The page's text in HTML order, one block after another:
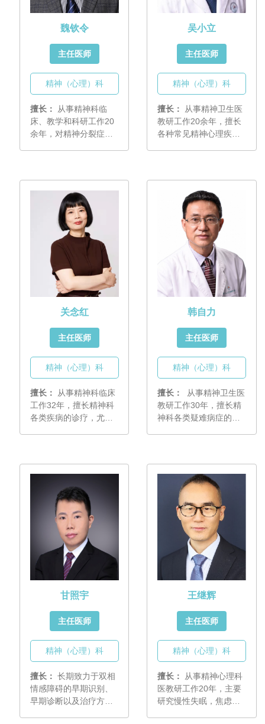
魏钦令
主任医师
精神（心理）科
擅长：
从事精神科临
床、教学和科研工作20
余年，对精神分裂症、
富的诊断和治疗经验，
尤其擅长精神分裂症的
早期干预和整合治疗。
吴小立
主任医师
精神（心理）科
擅长：
从事精神卫生医
教研工作20余年，擅长
各种常见精神心理疾病
病等）的诊治，尤其善
于精神分裂症的全病程
管理以及精神心理疾病
的认知行为治疗
（CBT）。曾赴美国哈
佛医学院附属麻省总院
精神科及Mclean
Hospital 短期研修。
关念红
主任医师
精神（心理）科
擅长：
从事精神科临床
工作32年，擅长精神科
各类疾病的诊疗，尤其
碍防治。
韩自力
主任医师
精神（心理）科
擅长：
从事精神卫生医
教研工作30年，擅长精
神科各类疑难病症的诊
的临床研究，尤其擅长
青少年的心理及精神障
碍的研究。
甘照宇
主任医师
精神（心理）科
擅长： 长期致力于双相
情感障碍的早期识别、
早期诊断以及治疗方案
王继辉
主任医师
精神（心理）科
擅长：
从事精神心理科
医教研工作20年，主要
研究慢性失眠，焦虑，